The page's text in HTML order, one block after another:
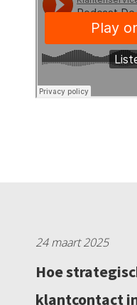
24 maart 2025
Hoe
klantcontact